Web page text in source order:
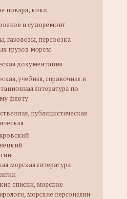
повара, коки
и судоремонт
газовозы, перевозка
грузов морем
документация
учебная, справочная и
литература по
флоту
публицистическая
морская литература
списки, морские
морские персоналии